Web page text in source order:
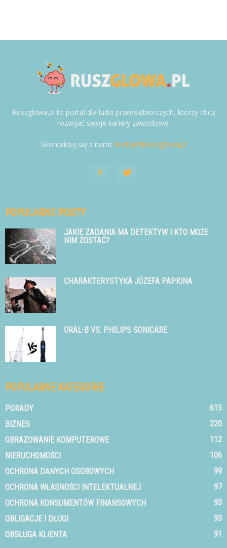
Ruszglowa.pl to portal dla ludzi przedsiębiorczych, którzy chcą
rozwijać swoje kariery zawodowe.
Skontaktuj się z nami: kontakt@ruszglowa.pl
POPULARNE POSTY
JAKIE ZADANIA MA DETEKTYW I KTO MOŻE
NIM ZOSTAĆ?
CHARAKTERYSTYKA JÓZEFA PAPKINA
ORAL-B VS. PHILIPS SONICARE
POPULARNE KATEGORIE
PORADY
615
BIZNES
220
OBRAZOWANIE KOMPUTEROWE
112
NIERUCHOMOŚCI
106
OCHRONA DANYCH OSOBOWYCH
99
OCHRONA WŁASNOŚCI INTELEKTUALNEJ
97
OCHRONA KONSUMENTÓW FINANSOWYCH
93
OBLIGACJE I DŁUGI
93
OBSŁUGA KLIENTA
91